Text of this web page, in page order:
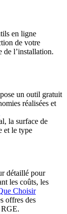
en ligne
de votre
de l’installation.
un outil gratuit
réalisées et
la surface de
et le type
détaillé pour
les coûts, les
Choisir
offres des